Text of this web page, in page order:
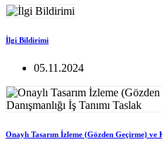
İlgi Bildirimi
05.11.2024
Onaylı Tasarım İzleme (Gözden Geçirme) ve